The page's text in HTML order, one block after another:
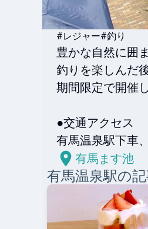
#レジャー#釣り
豊かな自然に囲
釣りを楽しんだ
期間限定で開催
●交通アクセス
有馬温泉駅下車
有馬ます池
有馬温泉駅の